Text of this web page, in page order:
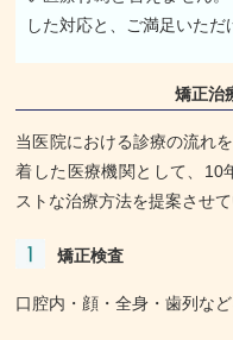
した対応と、ご満足いただ
矯正治
当医院における診療の流れ
着した医療機関として、10
ストな治療方法を提案させ
矯正検査
口腔内・顔・全身・歯列など